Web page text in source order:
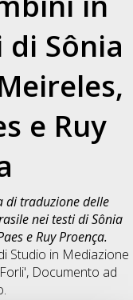
Sônia
e Ruy
di traduzione delle
nei testi di Sônia
e Ruy Proença.
Studio in Mediazione
, Documento ad